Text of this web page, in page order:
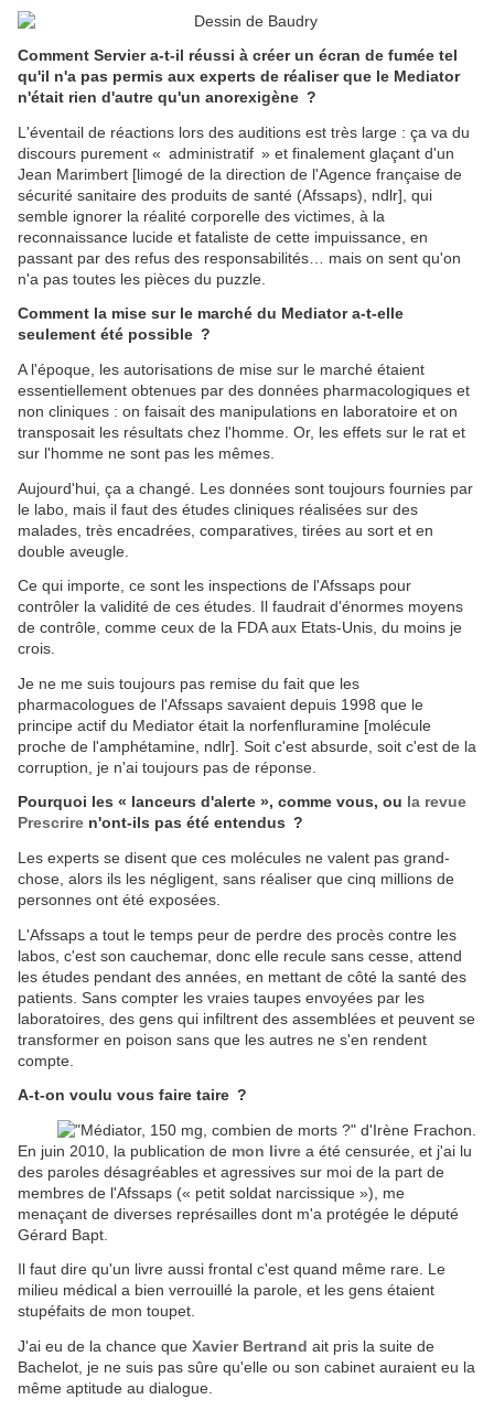
Comment Servier a-t-il réussi à créer un écran de fumée tel
qu'il n'a pas permis aux experts de réaliser que le Mediator
n'était rien d'autre qu'un anorexigène ?
L'éventail de réactions lors des auditions est très large : ça va du
discours purement « administratif » et finalement glaçant d'un
Jean Marimbert [limogé de la direction de l'Agence française de
sécurité sanitaire des produits de santé (Afssaps), ndlr], qui
semble ignorer la réalité corporelle des victimes, à la
reconnaissance lucide et fataliste de cette impuissance, en
passant par des refus des responsabilités… mais on sent qu'on
n'a pas toutes les pièces du puzzle.
Comment la mise sur le marché du Mediator a-t-elle
seulement été possible ?
A l'époque, les autorisations de mise sur le marché étaient
essentiellement obtenues par des données pharmacologiques et
non cliniques : on faisait des manipulations en laboratoire et on
transposait les résultats chez l'homme. Or, les effets sur le rat et
sur l'homme ne sont pas les mêmes.
Aujourd'hui, ça a changé. Les données sont toujours fournies par
le labo, mais il faut des études cliniques réalisées sur des
malades, très encadrées, comparatives, tirées au sort et en
double aveugle.
Ce qui importe, ce sont les inspections de l'Afssaps pour
contrôler la validité de ces études. Il faudrait d'énormes moyens
de contrôle, comme ceux de la FDA aux Etats-Unis, du moins je
crois.
Je ne me suis toujours pas remise du fait que les
pharmacologues de l'Afssaps savaient depuis 1998 que le
principe actif du Mediator était la norfenfluramine [molécule
proche de l'amphétamine, ndlr]. Soit c'est absurde, soit c'est de la
corruption, je n'ai toujours pas de réponse.
Pourquoi les « lanceurs d'alerte », comme vous, ou la revue
Prescrire n'ont-ils pas été entendus ?
Les experts se disent que ces molécules ne valent pas grand-
chose, alors ils les négligent, sans réaliser que cinq millions de
personnes ont été exposées.
L'Afssaps a tout le temps peur de perdre des procès contre les
labos, c'est son cauchemar, donc elle recule sans cesse, attend
les études pendant des années, en mettant de côté la santé des
patients. Sans compter les vraies taupes envoyées par les
laboratoires, des gens qui infiltrent des assemblées et peuvent se
transformer en poison sans que les autres ne s'en rendent
compte.
A-t-on voulu vous faire taire ?
En juin 2010, la publication de mon livre a été censurée, et j'ai lu
des paroles désagréables et agressives sur moi de la part de
membres de l'Afssaps (« petit soldat narcissique »), me
menaçant de diverses représailles dont m'a protégée le député
Gérard Bapt.
Il faut dire qu'un livre aussi frontal c'est quand même rare. Le
milieu médical a bien verrouillé la parole, et les gens étaient
stupéfaits de mon toupet.
J'ai eu de la chance que Xavier Bertrand ait pris la suite de
Bachelot, je ne suis pas sûre qu'elle ou son cabinet auraient eu la
même aptitude au dialogue.